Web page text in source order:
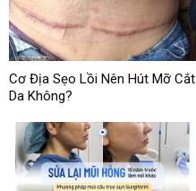
Cơ Địa Sẹo Lồi Nên Hút Mỡ Cắt
Da Không?